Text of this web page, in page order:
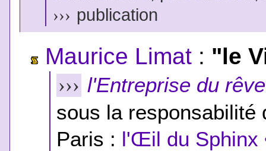
››› publication
Maurice Limat : "le
››› l'Entreprise du rêve
sous la
Paris : l'Œil du Sphinx